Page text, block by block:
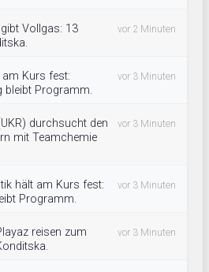
Vollgas: 13
vor 2 Minuten
Kurs fest:
bleibt Programm.
vor 3 Minuten
durchsucht den
mit Teamchemie
vor 3 Minuten
hält am Kurs fest:
Programm.
vor 3 Minuten
reisen zum
vor 3 Minuten